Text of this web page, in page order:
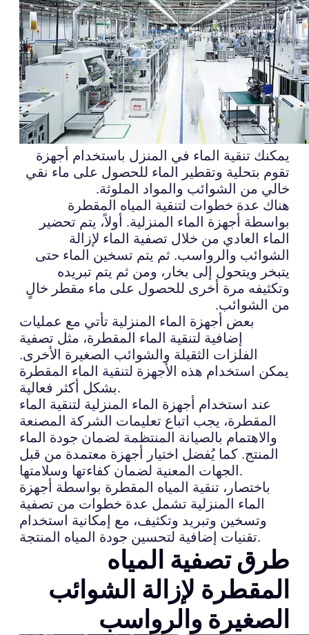
يمكنك تنقية الماء في المنزل باستخدام أجهزة
تقوم بتحلية وتقطير الماء للحصول على ماء نقي
خالي من الشوائب والمواد الملوثة.
هناك عدة خطوات لتنقية المياه المقطرة
بواسطة أجهزة الماء المنزلية. أولاً، يتم تحضير
الماء العادي من خلال تصفية الماء لإزالة
الشوائب والرواسب. ثم يتم تسخين الماء حتى
يتبخر ويتحول إلى بخار، ومن ثم يتم تبريده
وتكثيفه مرة أخرى للحصول على ماء مقطر خالٍ
من الشوائب.
بعض أجهزة الماء المنزلية تأتي مع عمليات
إضافية لتنقية الماء المقطرة، مثل تصفية
الفلزات الثقيلة والشوائب الصغيرة الأخرى.
يمكن استخدام هذه الأجهزة لتنقية الماء المقطرة
بشكل أكثر فعالية.
عند استخدام أجهزة الماء المنزلية لتنقية الماء
المقطرة، يجب اتباع تعليمات الشركة المصنعة
والاهتمام بالصيانة المنتظمة لضمان جودة الماء
المنتج. كما يُفضل اختيار أجهزة معتمدة من قبل
الجهات المعنية لضمان كفاءتها وسلامتها.
باختصار، تنقية المياه المقطرة بواسطة أجهزة
الماء المنزلية تشمل عدة خطوات من تصفية
وتسخين وتبريد وتكثيف، مع إمكانية استخدام
تقنيات إضافية لتحسين جودة المياه المنتجة.
طرق تصفية المياه
المقطرة لإزالة الشوائب
الصغيرة والرواسب